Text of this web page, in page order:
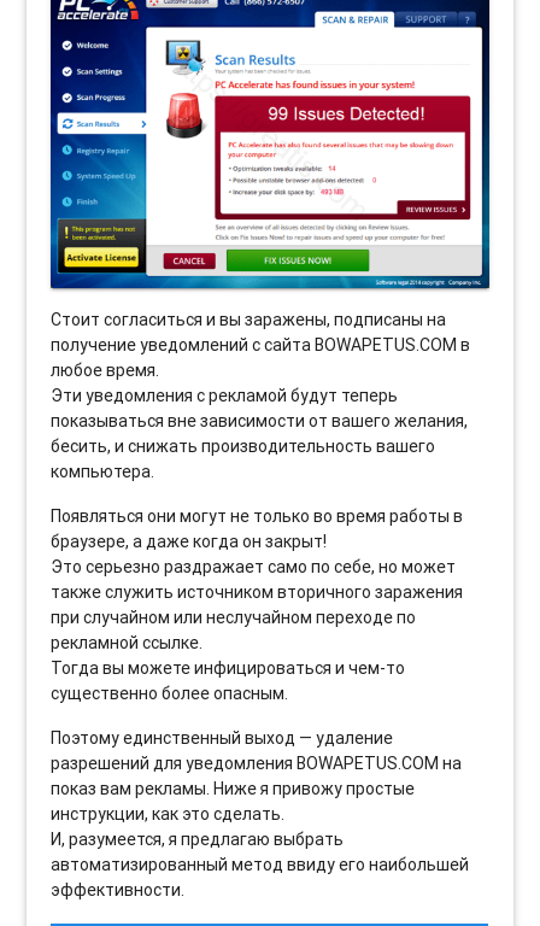
Стоит согласиться и вы заражены, подписаны на
получение уведомлений с сайта BOWAPETUS.COM в
любое время.
Эти уведомления с рекламой будут теперь
показываться вне зависимости от вашего желания,
бесить, и снижать производительность вашего
компьютера.
Появляться они могут не только во время работы в
браузере, а даже когда он закрыт!
Это серьезно раздражает само по себе, но может
также служить источником вторичного заражения
при случайном или неслучайном переходе по
рекламной ссылке.
Тогда вы можете инфицироваться и чем-то
существенно более опасным.
Поэтому единственный выход — удаление
разрешений для уведомления BOWAPETUS.COM на
показ вам рекламы. Ниже я привожу простые
инструкции, как это сделать.
И, разумеется, я предлагаю выбрать
автоматизированный метод ввиду его наибольшей
эффективности.